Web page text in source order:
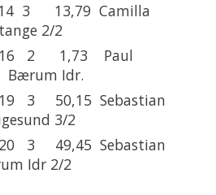
13,79 Camilla
2/2
2 1,73 Paul
Idr.
50,15 Sebastian
3/2
49,45 Sebastian
Idr 2/2